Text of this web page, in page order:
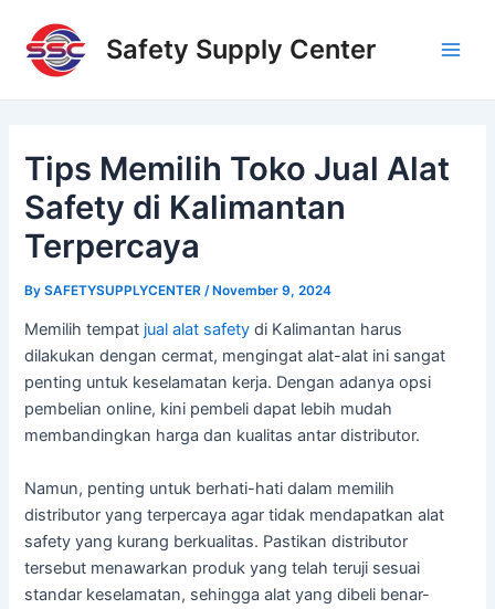
content
Safety Supply Center
Tips Memilih Toko Jual Alat
Safety di Kalimantan
Terpercaya
BySAFETYSUPPLYCENTER/ November 9, 2024
Memilih tempat jual alat safety di Kalimantan harus
dilakukan dengan cermat, mengingat alat-alat ini sangat
penting untuk keselamatan kerja. Dengan adanya opsi
pembelian online, kini pembeli dapat lebih mudah
membandingkan harga dan kualitas antar distributor.
Namun, penting untuk berhati-hati dalam memilih
distributor yang terpercaya agar tidak mendapatkan alat
safety yang kurang berkualitas. Pastikan distributor
tersebut menawarkan produk yang telah teruji sesuai
standar keselamatan, sehingga alat yang dibeli benar-
navigation